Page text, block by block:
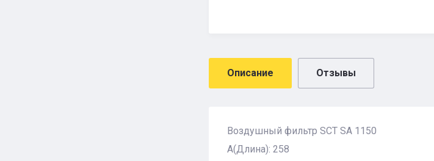
Описание Отзывы
Воздушный фильтр SCT SA 1150
A(Длина): 258